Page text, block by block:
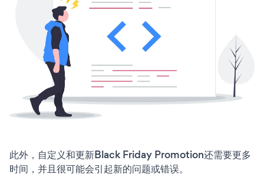
此外，自定义和更新Black Friday Promotion还需要更多
时间，并且很可能会引起新的问题或错误。